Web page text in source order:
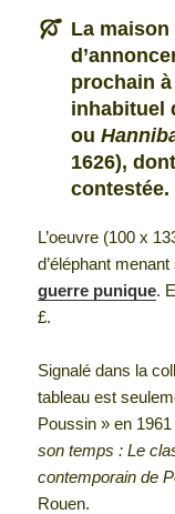
La
prochain
inhabituel
ou
1626),
contestée.
L’oeuvre (100 x
d’éléphant
guerre punique.
£.
Signalé dans la
tableau est
Poussin » en
son temps : Le
contemporain de
Rouen.